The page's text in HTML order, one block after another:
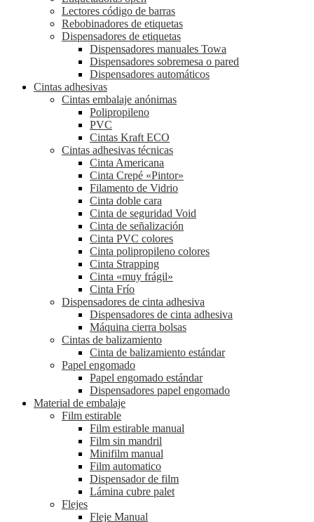
Lectores código de barras
Rebobinadores de etiquetas
Dispensadores de etiquetas
Dispensadores manuales Towa
Dispensadores sobremesa o pared
Dispensadores automáticos
Cintas adhesivas
Cintas embalaje anónimas
Polipropileno
PVC
Cintas Kraft ECO
Cintas adhesivas técnicas
Cinta Americana
Cinta Crepé «Pintor»
Filamento de Vidrio
Cinta doble cara
Cinta de seguridad Void
Cinta de señalización
Cinta PVC colores
Cinta polipropileno colores
Cinta Strapping
Cinta «muy frágil»
Cinta Frío
Dispensadores de cinta adhesiva
Dispensadores de cinta adhesiva
Máquina cierra bolsas
Cintas de balizamiento
Cinta de balizamiento estándar
Papel engomado
Papel engomado estándar
Dispensadores papel engomado
Material de embalaje
Film estirable
Film estirable manual
Film sin mandril
Minifilm manual
Film automatico
Dispensador de film
Lámina cubre palet
Flejes
Fleje Manual